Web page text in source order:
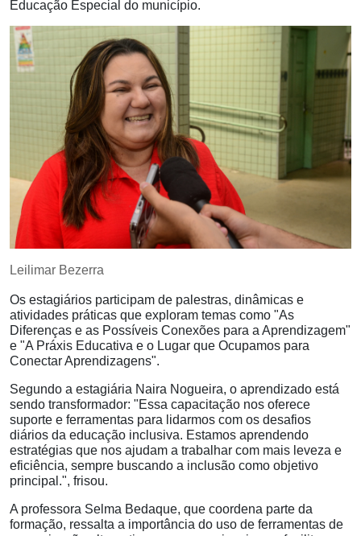
Educação Especial do município.
Leilimar Bezerra
Os estagiários participam de palestras, dinâmicas e
atividades práticas que exploram temas como "As
Diferenças e as Possíveis Conexões para a Aprendizagem"
e "A Práxis Educativa e o Lugar que Ocupamos para
Conectar Aprendizagens".
Segundo a estagiária Naira Nogueira, o aprendizado está
sendo transformador: "Essa capacitação nos oferece
suporte e ferramentas para lidarmos com os desafios
diários da educação inclusiva. Estamos aprendendo
estratégias que nos ajudam a trabalhar com mais leveza e
eficiência, sempre buscando a inclusão como objetivo
principal.", frisou.
A professora Selma Bedaque, que coordena parte da
formação, ressalta a importância do uso de ferramentas de